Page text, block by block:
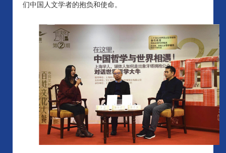
们中国人文学者的抱负和使命。